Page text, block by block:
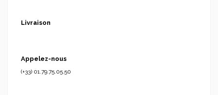
Livraison
Appelez-nous
(+33) 01.79.75.05.50